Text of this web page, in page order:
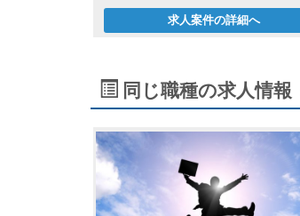
求人案件の詳細へ
同じ職種の求人情報